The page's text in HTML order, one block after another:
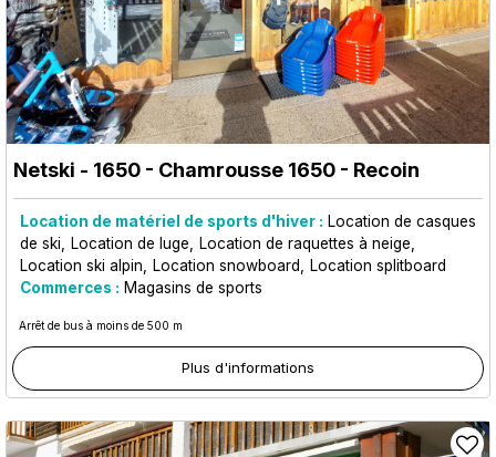
Netski - 1650 - Chamrousse 1650 - Recoin
Location de matériel de sports d'hiver : Location de casques
de ski
Location de luge
Location de raquettes à neige
Location ski alpin
Location snowboard
Location splitboard
Commerces : Magasins de sports
Arrêt de bus à moins de 500 m
Plus d'informations